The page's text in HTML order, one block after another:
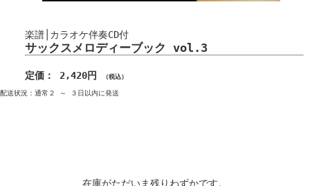
楽譜│カラオケ伴奏CD付
サックスメロディーブック vol.3
定価： 2,420円 （税込）
配送状況：通常２ ～ ３日以内に発送
在庫がただいま残りわずかです。